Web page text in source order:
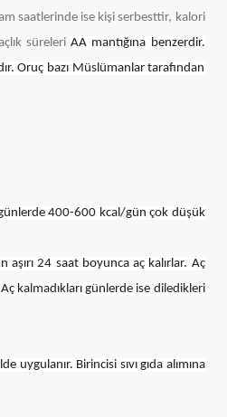
saatlerinde ise kişi serbesttir, kalori
süreleriAA mantığına benzerdir.
Oruç bazı Müslümanlar tarafından
400-600 kcal/gün çok düşük
aşırı 24 saat boyunca aç kalırlar. Aç
kalmadıkları günlerde ise diledikleri
uygulanır. Birincisi sıvı gıda alımına